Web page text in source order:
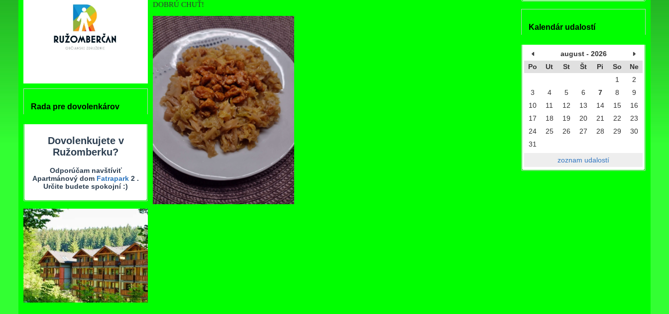
Rada pre dovolenkárov
Dovolenkujete v
Ružomberku?
Odporúčam navštíviť
Apartmánový dom Fatrapark 2 .
Určite budete spokojní :)
Kalendár udalostí
august - 2026
Po
Ut St Št Pi So
Ne
1
2
3
4 5 6 7 8
9
10
11 12 13 14 15
16
17
18 19 20 21 22
23
24
25 26 27 28 29
30
31
zoznam udalostí
DOBRÚ CHUŤ!